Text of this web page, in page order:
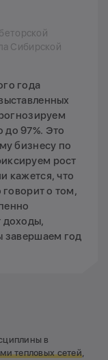
Сибирской
года
97%. Это
бизнесу по
рост
кажется, что
о том,
доходы,
завершаем год
в
тепловых сетей,